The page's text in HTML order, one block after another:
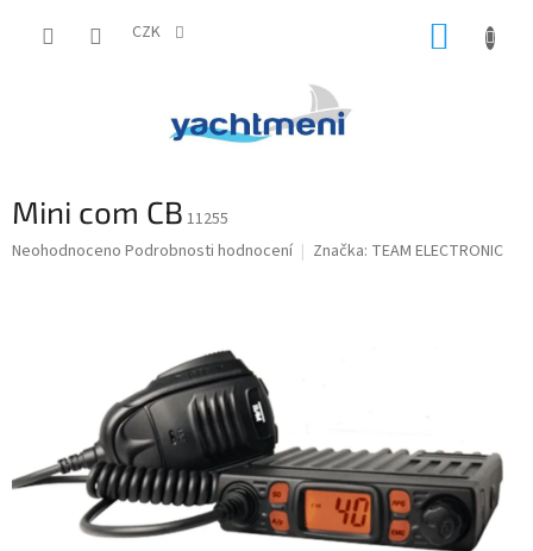
CZK
Mini com CB 11255
Průměrné
Neohodnoceno Podrobnosti hodnocení Značka: TEAM ELECTRONIC